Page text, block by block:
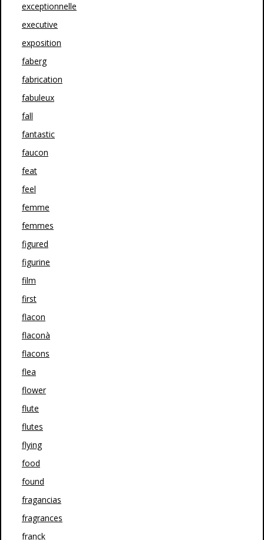
exceptionnelle
executive
exposition
faberg
fabrication
fabuleux
fall
fantastic
faucon
feat
feel
femme
femmes
figured
figurine
film
first
flacon
flaconà
flacons
flea
flower
flute
flutes
flying
food
found
fragancias
fragrances
franck